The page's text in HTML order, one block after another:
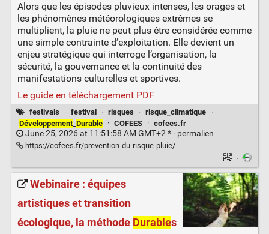
Alors que les épisodes pluvieux intenses, les orages et
les phénomènes météorologiques extrêmes se
multiplient, la pluie ne peut plus être considérée comme
une simple contrainte d’exploitation. Elle devient un
enjeu stratégique qui interroge l’organisation, la
sécurité, la gouvernance et la continuité des
manifestations culturelles et sportives.
Le guide en téléchargement PDF
festivals · festival · risques · risque_climatique
·
Développement_ Durable · COFEES · cofees.fr
June 25, 2026 at 11:51:58 AM GMT+2 * · permalien
https://cofees.fr/prevention-du-risque-pluie/
·
Webinaire : équipes
artistiques et transition
écologique, la méthode Durables